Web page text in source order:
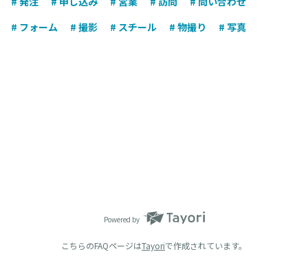
# フォーム
# 撮影 # スチール # 物撮り # 写真
Powered by
こちらのFAQページはTayoriで作成されています。